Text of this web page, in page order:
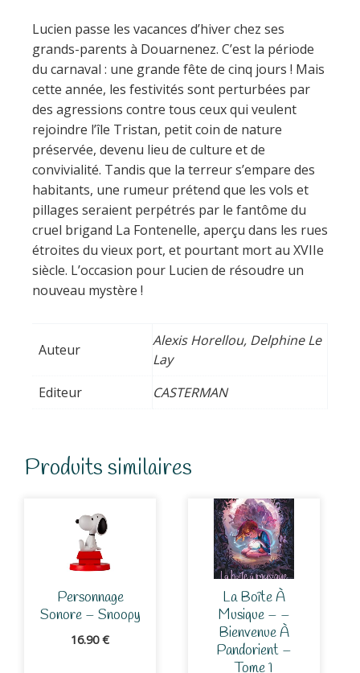
Lucien passe les vacances d’hiver chez ses
grands-parents à Douarnenez. C’est la période
du carnaval : une grande fête de cinq jours ! Mais
cette année, les festivités sont perturbées par
des agressions contre tous ceux qui veulent
rejoindre l’île Tristan, petit coin de nature
préservée, devenu lieu de culture et de
convivialité. Tandis que la terreur s’empare des
habitants, une rumeur prétend que les vols et
pillages seraient perpétrés par le fantôme du
cruel brigand La Fontenelle, aperçu dans les rues
étroites du vieux port, et pourtant mort au XVIIe
siècle. L’occasion pour Lucien de résoudre un
nouveau mystère !
Auteur
Alexis Horellou, Delphine Le
Lay
Editeur
CASTERMAN
Produits similaires
Personnage
Sonore – Snoopy
16.90€
La Boîte À
Musique – –
Bienvenue À
Pandorient –
Tome 1